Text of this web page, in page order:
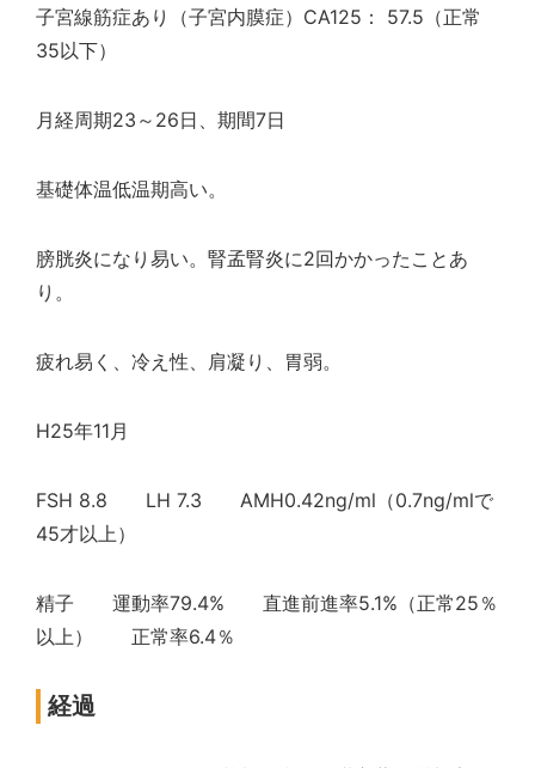
子宮線筋症あり（子宮内膜症）CA125： 57.5（正常
35以下）
月経周期23～26日、期間7日
基礎体温低温期高い。
膀胱炎になり易い。腎孟腎炎に2回かかったことあ
り。
疲れ易く、冷え性、肩凝り、胃弱。
H25年11月
FSH 8.8 LH 7.3 AMH0.42ng/ml（0.7ng/mlで
45才以上）
精子 運動率79.4% 直進前進率5.1%（正常25％
以上） 正常率6.4％
経過